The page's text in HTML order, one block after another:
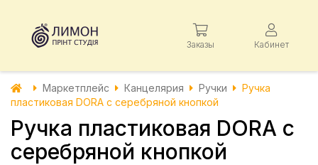
Заказы Кабинет
Маркетплейс Канцелярия Ручки
Ручка
пластиковая DORA с серебряной кнопкой
Ручка пластиковая DORA с
серебряной кнопкой